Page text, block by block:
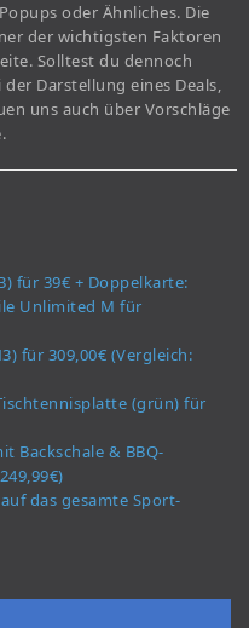
oder Ähnliches. Die
der wichtigsten Faktoren
Solltest du dennoch
Darstellung eines Deals,
uns auch über Vorschläge
für 39€ + Doppelkarte:
Unlimited M für
für 309,00€ (Vergleich:
(grün) für
Backschale & BBQ-
das gesamte Sport-